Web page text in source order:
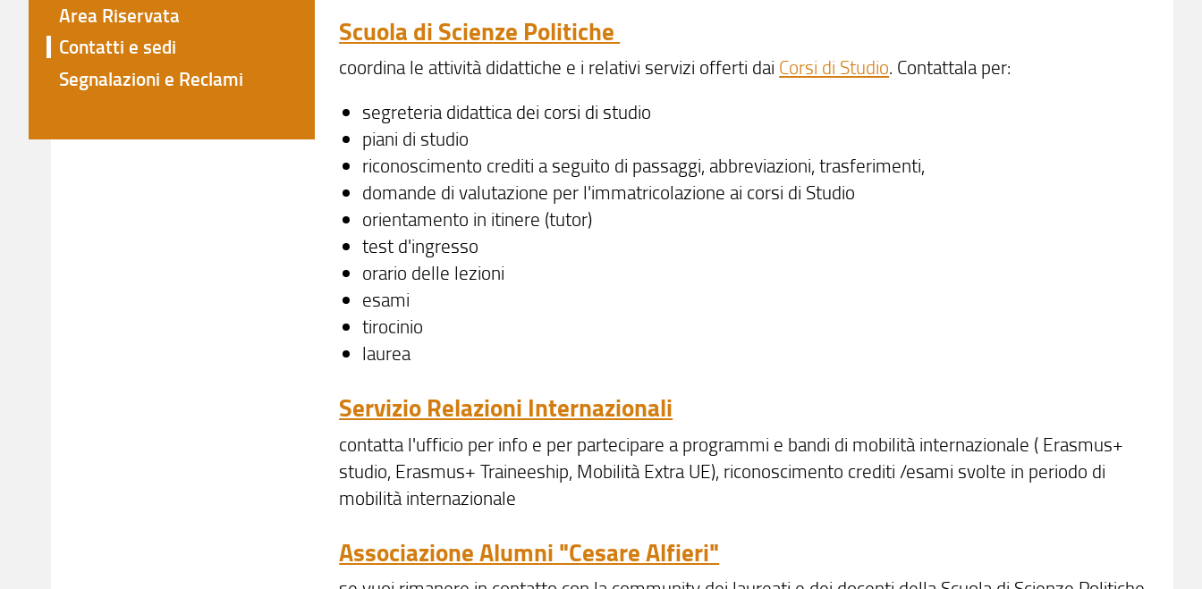
Scuola di Scienze Politiche
coordina le attività didattiche e i relativi servizi offerti dai Corsi di Studio. Contattala per:
segreteria didattica dei corsi di studio
piani di studio
riconoscimento crediti a seguito di passaggi, abbreviazioni, trasferimenti,
domande di valutazione per l'immatricolazione ai corsi di Studio
orientamento in itinere (tutor)
test d'ingresso
orario delle lezioni
esami
tirocinio
laurea
Servizio Relazioni Internazionali
contatta l'ufficio per info e per partecipare a programmi e bandi di mobilità internazionale ( Erasmus+
studio, Erasmus+ Traineeship, Mobilità Extra UE), riconoscimento crediti /esami svolte in periodo di
mobilità internazionale
Associazione Alumni "Cesare Alfieri"
Area Riservata
Contatti e sedi
Segnalazioni e Reclami